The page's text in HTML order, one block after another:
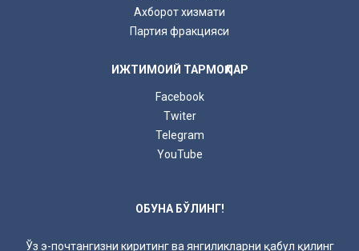
Ахборот хизмати
Партия фракцияси
ИЖТИМОИЙ ТАРМОҚЛАР
Facebook
Twiter
Telegram
YouTube
ОБУНА БЎЛИНГ!
Ўз э-почтангизни киритинг ва янгиликларни қабул қилинг